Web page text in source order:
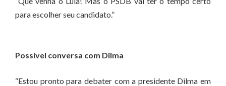
para escolher seu candidato.”
Possível conversa com Dilma
“Estou pronto para debater com a presidente Dilma em